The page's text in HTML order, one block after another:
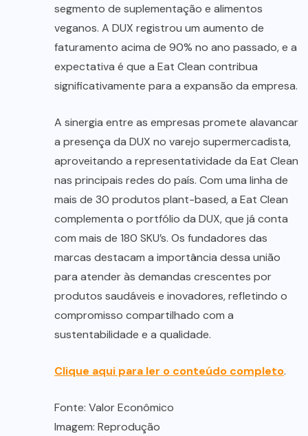
segmento de suplementação e alimentos
veganos. A DUX registrou um aumento de
faturamento acima de 90% no ano passado, e a
expectativa é que a Eat Clean contribua
significativamente para a expansão da empresa.
A sinergia entre as empresas promete alavancar
a presença da DUX no varejo supermercadista,
aproveitando a representatividade da Eat Clean
nas principais redes do país. Com uma linha de
mais de 30 produtos plant-based, a Eat Clean
complementa o portfólio da DUX, que já conta
com mais de 180 SKU’s. Os fundadores das
marcas destacam a importância dessa união
para atender às demandas crescentes por
produtos saudáveis e inovadores, refletindo o
compromisso compartilhado com a
sustentabilidade e a qualidade.
Clique aqui para ler o conteúdo completo.
Fonte: Valor Econômico
Imagem: Reprodução